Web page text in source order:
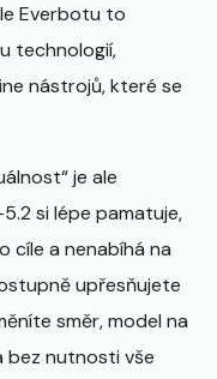
Everbotu to
technologií,
nástrojů, které se
je ale
5.2 si lépe pamatuje,
cíle a nenabíhá na
upřesňujete
směr, model na
bez nutnosti vše